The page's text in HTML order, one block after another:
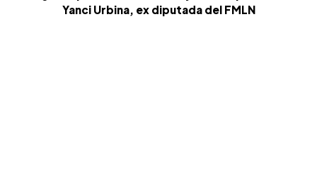
Yanci Urbina, ex diputada del FMLN